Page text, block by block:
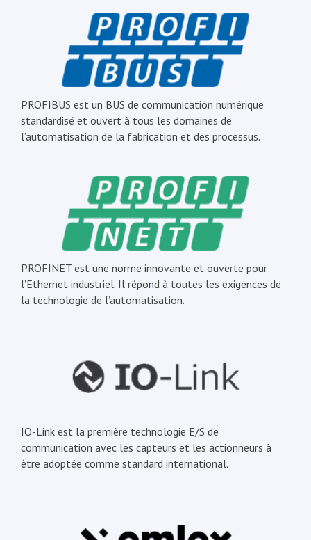
PROFIBUS est un BUS de communication numérique
standardisé et ouvert à tous les domaines de
l’automatisation de la fabrication et des processus.
PROFINET est une norme innovante et ouverte pour
l’Ethernet industriel. Il répond à toutes les exigences de
la technologie de l’automatisation.
IO-Link est la première technologie E/S de
communication avec les capteurs et les actionneurs à
être adoptée comme standard international.